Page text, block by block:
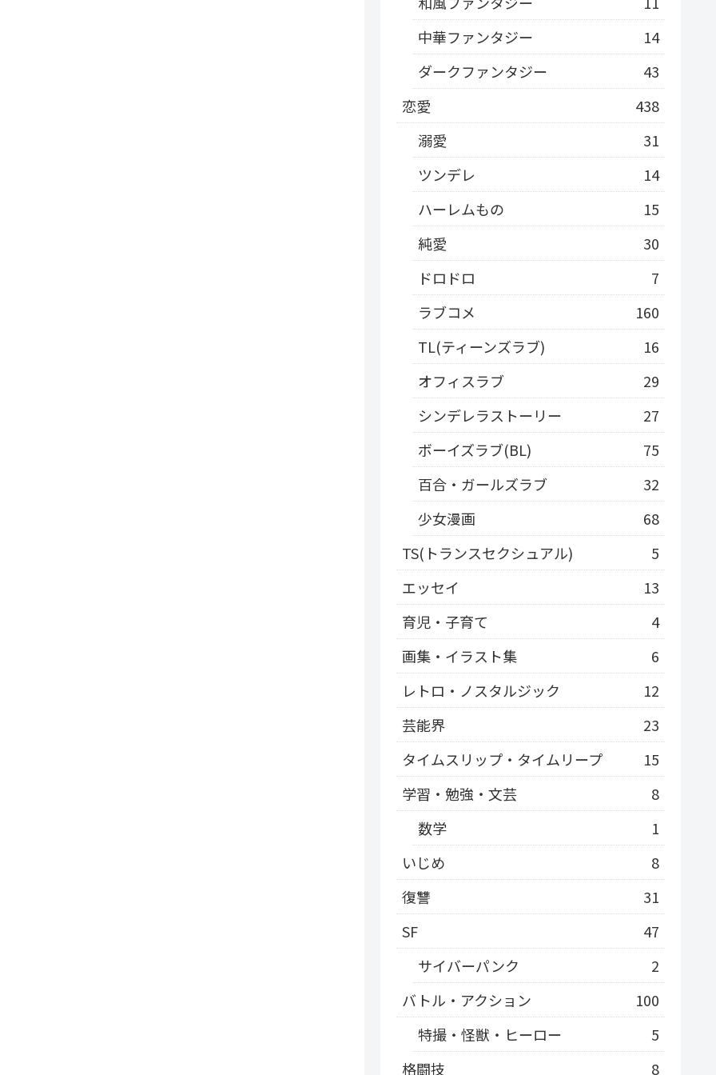
中華ファンタジー
14
ダークファンタジー
43
恋愛
438
溺愛
31
ツンデレ
14
ハーレムもの
15
純愛
30
ドロドロ
7
ラブコメ
160
TL(ティーンズラブ)
16
オフィスラブ
29
シンデレラストーリー
27
ボーイズラブ(BL)
75
百合・ガールズラブ
32
少女漫画
68
TS(トランスセクシュアル)
5
エッセイ
13
育児・子育て
4
画集・イラスト集
6
レトロ・ノスタルジック
12
芸能界
23
タイムスリップ・タイムリープ
15
学習・勉強・文芸
8
数学
1
いじめ
8
復讐
31
SF
47
サイバーパンク
2
バトル・アクション
100
特撮・怪獣・ヒーロー
5
格闘技
8